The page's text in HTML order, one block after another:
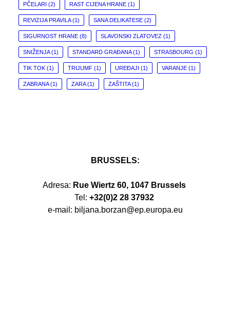
PČELARI (2) RAST CIJENA HRANE (1)
REVIZIJA PRAVILA(1) SANA DELIKATESE (2)
SIGURNOST HRANE (8) SLAVONSKI ZLATOVEZ (1)
SNIŽENJA(1) STANDARD GRAĐANA(1) STRASBOURG (1)
TIK TOK (1) TRIJUMF (1) UREĐAJI (1) VARANJE (1)
ZABRANA(1) ZARA(1) ZAŠTITA(1)
BRUSSELS:
Adresa: Rue Wiertz 60, 1047 Brussels
Tel: +32(0)2 28 37932
e-mail: biljana.borzan@ep.europa.eu